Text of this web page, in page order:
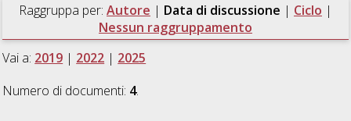
Raggruppa per: Autore | Data di discussione | Ciclo |
Nessun raggruppamento
Vai a: 2019 | 2022 | 2025
Numero di documenti: 4.